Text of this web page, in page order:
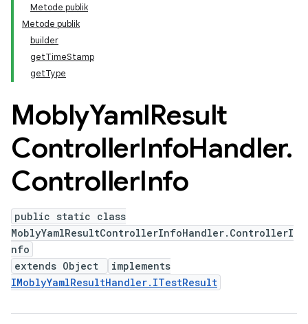
Metode publik
Metode publik
builder
getTimeStamp
getType
MoblyYamlResult
ControllerInfoHandler.
ControllerInfo
public static class
MoblyYamlResultControllerInfoHandler.ControllerI
nfo
extends Object
implements
IMoblyYamlResultHandler.ITestResult